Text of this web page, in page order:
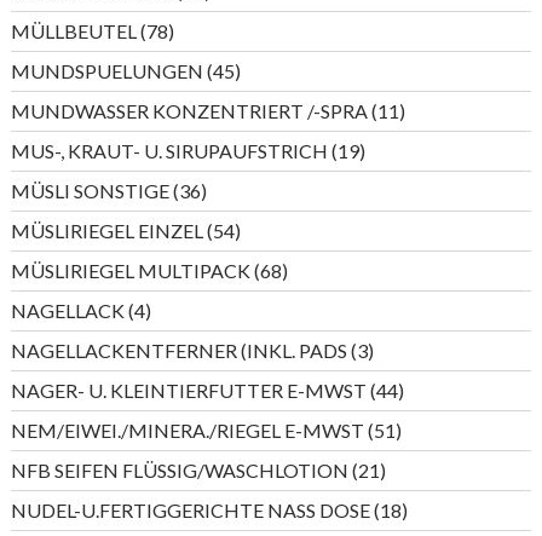
Produkte
MÜLLBEUTEL 7878
Produkte
MUNDSPUELUNGEN 4545
Produkte
MUNDWASSER KONZENTRIERT /-SPRA 1111
Produkte
MUS-, KRAUT- U. SIRUPAUFSTRICH 1919
Produkte
MÜSLI SONSTIGE 3636
Produkte
MÜSLIRIEGEL EINZEL 5454
Produkte
MÜSLIRIEGEL MULTIPACK 6868
Produkte
NAGELLACK 44
Produkte
NAGELLACKENTFERNER (INKL. PADS 33
Produkte
NAGER- U. KLEINTIERFUTTER E-MWST 4444
Produkte
NEM/EIWEI./MINERA./RIEGEL E-MWST 5151
Produkte
NFB SEIFEN FLÜSSIG/WASCHLOTION 2121
Produkte
NUDEL-U.FERTIGGERICHTE NASS DOSE 1818